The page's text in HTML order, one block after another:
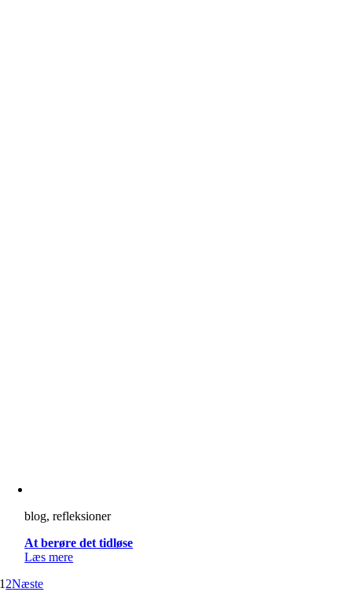
blog, refleksioner
At berøre det tidløse
Læs mere
1 2Næste